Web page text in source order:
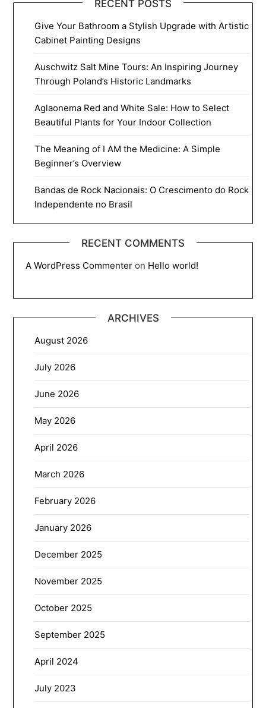
RECENT POSTS
Give Your Bathroom a Stylish Upgrade with Artistic
Cabinet Painting Designs
Auschwitz Salt Mine Tours: An Inspiring Journey
Through Poland’s Historic Landmarks
Aglaonema Red and White Sale: How to Select
Beautiful Plants for Your Indoor Collection
The Meaning of I AM the Medicine: A Simple
Beginner’s Overview
Bandas de Rock Nacionais: O Crescimento do Rock
Independente no Brasil
RECENT COMMENTS
A WordPress Commenter on Hello world!
ARCHIVES
August 2026
July 2026
June 2026
May 2026
April 2026
March 2026
February 2026
January 2026
December 2025
November 2025
October 2025
September 2025
April 2024
July 2023